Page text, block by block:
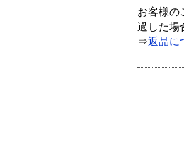
お客様の
過した場
⇒返品に